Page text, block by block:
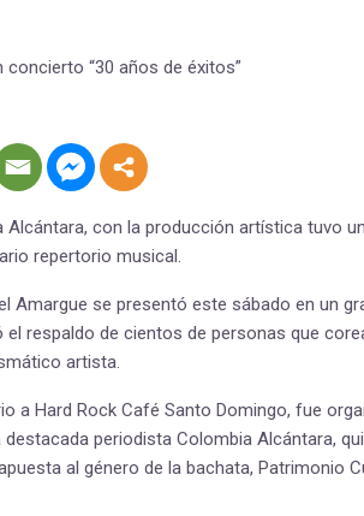
con la producción artística tuvo
repertorio musical.
Amargue se presentó este sábado en un
respaldo de cientos de personas que
artista.
a Hard Rock Café Santo Domingo, fue
periodista Colombia Alcántara,
al género de la bachata, Patrimonio